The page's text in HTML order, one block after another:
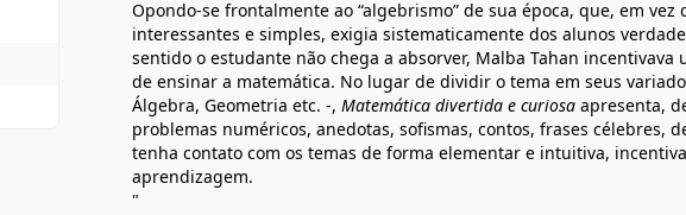
Opondo-se frontalmente ao “algebrismo” de sua época, que, em
interessantes e simples, exigia sistematicamente dos alunos
sentido o estudante não chega a absorver, Malba Tahan incentivava
de ensinar a matemática. No lugar de dividir o tema em seus
Álgebra, Geometria etc. -, Matemática divertida e curiosa apresenta,
problemas numéricos, anedotas, sofismas, contos, frases célebres,
tenha contato com os temas de forma elementar e intuitiva,
aprendizagem.
"